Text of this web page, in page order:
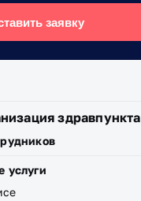
заявку
здравпункта
услуги